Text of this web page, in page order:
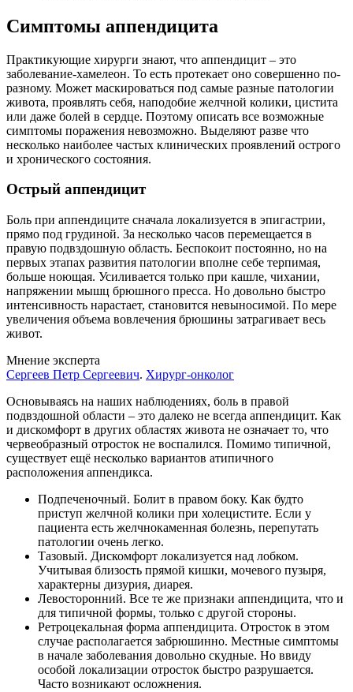
Симптомы аппендицита
Практикующие хирурги знают, что аппендицит – это
заболевание-хамелеон. То есть протекает оно совершенно по-
разному. Может маскироваться под самые разные патологии
живота, проявлять себя, наподобие желчной колики, цистита
или даже болей в сердце. Поэтому описать все возможные
симптомы поражения невозможно. Выделяют разве что
несколько наиболее частых клинических проявлений острого
и хронического состояния.
Острый аппендицит
Боль при аппендиците сначала локализуется в эпигастрии,
прямо под грудиной. За несколько часов перемещается в
правую подвздошную область. Беспокоит постоянно, но на
первых этапах развития патологии вполне себе терпимая,
больше ноющая. Усиливается только при кашле, чихании,
напряжении мышц брюшного пресса. Но довольно быстро
интенсивность нарастает, становится невыносимой. По мере
увеличения объема вовлечения брюшины затрагивает весь
живот.
Мнение эксперта
Сергеев Петр Сергеевич. Хирург-онколог
Основываясь на наших наблюдениях, боль в правой
подвздошной области – это далеко не всегда аппендицит. Как
и дискомфорт в других областях живота не означает то, что
червеобразный отросток не воспалился. Помимо типичной,
существует ещё несколько вариантов атипичного
расположения аппендикса.
Подпеченочный. Болит в правом боку. Как будто
приступ желчной колики при холецистите. Если у
пациента есть желчнокаменная болезнь, перепутать
патологии очень легко.
Тазовый. Дискомфорт локализуется над лобком.
Учитывая близость прямой кишки, мочевого пузыря,
характерны дизурия, диарея.
Левосторонний. Все те же признаки аппендицита, что и
для типичной формы, только с другой стороны.
Ретроцекальная форма аппендицита. Отросток в этом
случае располагается забрюшинно. Местные симптомы
в начале заболевания довольно скудные. Но ввиду
особой локализации отросток быстро разрушается.
Часто возникают осложнения.